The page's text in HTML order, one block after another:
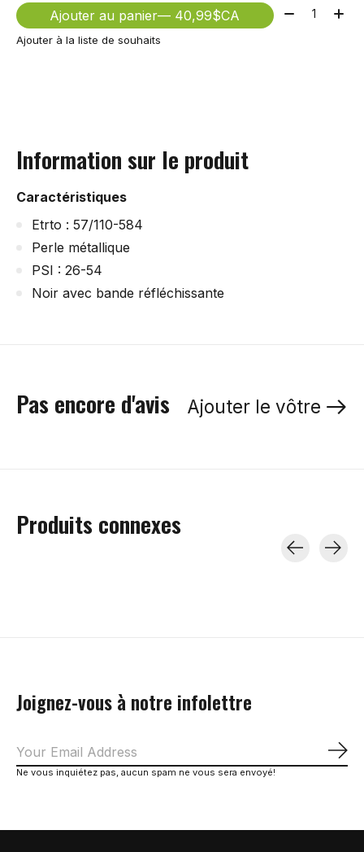
Ajouter au panier — 40,99$CA Quantité:
Ajouter à la liste de souhaits
Information sur le produit
Caractéristiques
Etrto : 57/110-584
Perle métallique
PSI : 26-54
Noir avec bande réfléchissante
Pas encore d'avis Ajouter le vôtre
Produits connexes
Joignez-vous à notre infolettre
Ne vous inquiétez pas, aucun spam ne vous sera envoyé!